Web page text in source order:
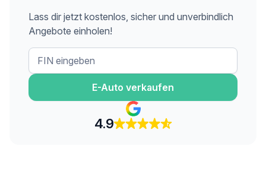
Lass dir jetzt kostenlos, sicher und unverbindlich
Angebote einholen!
E-Auto verkaufen
4.9